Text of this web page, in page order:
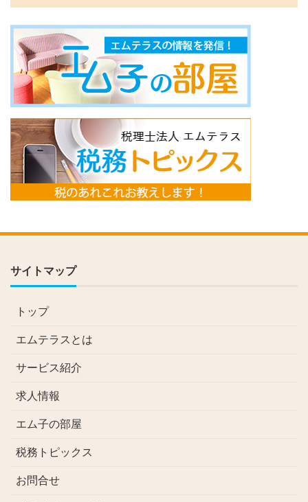
サイトマップ
トップ
エムテラスとは
サービス紹介
求人情報
エム子の部屋
税務トピックス
お問合せ